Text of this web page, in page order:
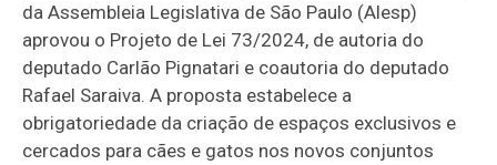
da Assembleia Legislativa de São Paulo (Alesp)
aprovou o Projeto de Lei 73/2024, de autoria do
deputado Carlão Pignatari e coautoria do deputado
Rafael Saraiva. A proposta estabelece a
obrigatoriedade da criação de espaços exclusivos e
cercados para cães e gatos nos novos conjuntos